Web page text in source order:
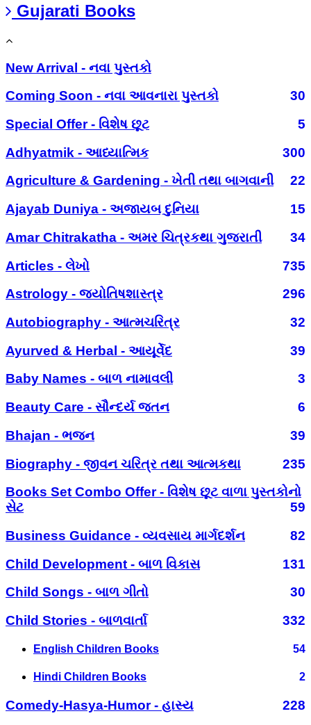
Gujarati Books
New Arrival - નવા પુસ્તકો
Coming Soon - નવા આવનારા પુસ્તકો
30
Special Offer - વિશેષ છૂટ
5
Adhyatmik - આધ્યાત્મિક
300
Agriculture & Gardening - ખેતી તથા બાગવાની
22
Ajayab Duniya - અજાયબ દુનિયા
15
Amar Chitrakatha - અમર ચિત્રકથા ગુજરાતી
34
Articles - લેખો
735
Astrology - જ્યોતિષશાસ્ત્ર
296
Autobiography - આત્મચરિત્ર
32
Ayurved & Herbal - આયૂર્વેદ
39
Baby Names - બાળ નામાવલી
3
Beauty Care - સૌન્દર્ય જતન
6
Bhajan - ભજન
39
Biography - જીવન ચરિત્ર તથા આત્મકથા
235
Books Set Combo Offer - વિશેષ છૂટ વાળા પુસ્તકોનો
સેટ
59
Business Guidance - વ્યવસાય માર્ગદર્શન
82
Child Development - બાળ વિકાસ
131
Child Songs - બાળ ગીતો
30
Child Stories - બાળવાર્તા
332
English Children Books 54
Hindi Children Books 2
Comedy-Hasya-Humor - હાસ્ય
228